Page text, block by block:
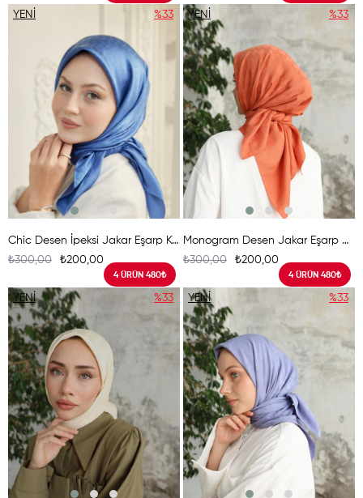
Chic Desen İpeksi Jakar Eşarp Kot Mavisi
₺200,00
₺300,00
4 ÜRÜN 480₺
%33
YENI
Monogram Desen Jakar Eşarp Bakır
₺200,00
₺300,00
4 ÜRÜN 480₺
%33
YENI
ÜRÜN
%33
YENI
ÜRÜN
%33
YENI
ÜRÜN